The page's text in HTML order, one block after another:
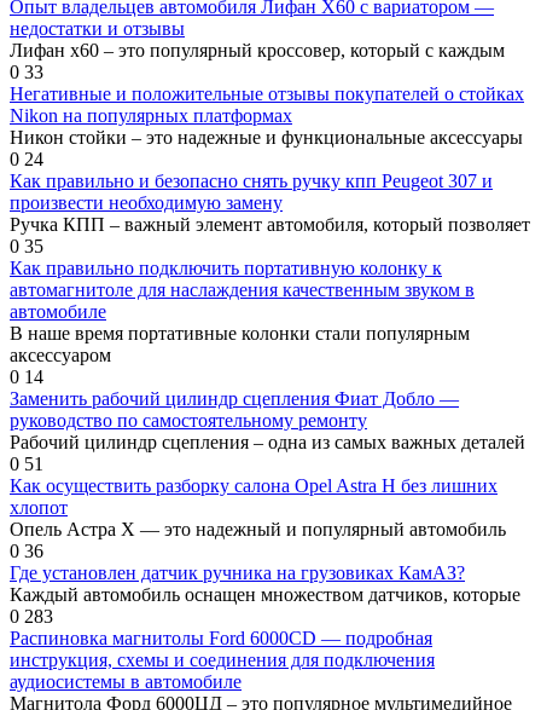
Опыт владельцев автомобиля Лифан Х60 с вариатором —
недостатки и отзывы
Лифан х60 – это популярный кроссовер, который с каждым
0 33
Негативные и положительные отзывы покупателей о стойках
Nikon на популярных платформах
Никон стойки – это надежные и функциональные аксессуары
0 24
Как правильно и безопасно снять ручку кпп Peugeot 307 и
произвести необходимую замену
Ручка КПП – важный элемент автомобиля, который позволяет
0 35
Как правильно подключить портативную колонку к
автомагнитоле для наслаждения качественным звуком в
автомобиле
В наше время портативные колонки стали популярным
аксессуаром
0 14
Заменить рабочий цилиндр сцепления Фиат Добло —
руководство по самостоятельному ремонту
Рабочий цилиндр сцепления – одна из самых важных деталей
0 51
Как осуществить разборку салона Opel Astra H без лишних
хлопот
Опель Астра Х — это надежный и популярный автомобиль
0 36
Где установлен датчик ручника на грузовиках КамАЗ?
Каждый автомобиль оснащен множеством датчиков, которые
0 283
Распиновка магнитолы Ford 6000CD — подробная
инструкция, схемы и соединения для подключения
аудиосистемы в автомобиле
Магнитола Форд 6000ЦД – это популярное мультимедийное